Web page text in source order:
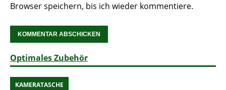
Browser speichern, bis ich wieder kommentiere.
Optimales Zubehör
KAMERATASCHE